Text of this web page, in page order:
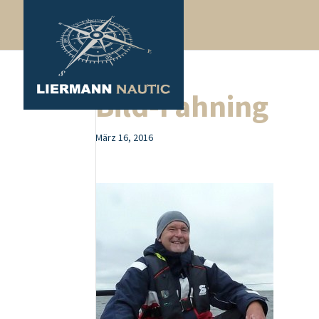
Bild-Fahning
März 16, 2016